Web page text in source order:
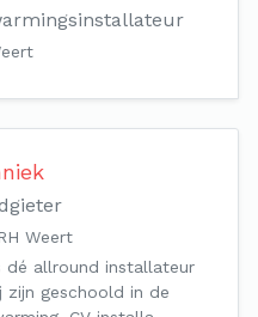
Weert
dé allround installateur
zijn geschoold in de